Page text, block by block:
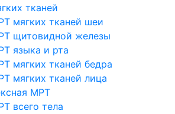
тканей
мягких тканей шеи
щитовидной железы
языка и рта
мягких тканей бедра
мягких тканей лица
МРТ
всего тела